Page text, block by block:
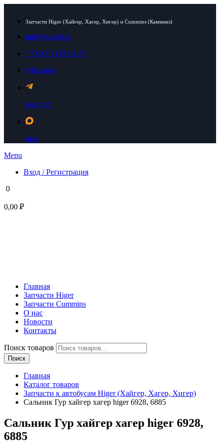
Запчасти Higer (Хайгер, Хагер, Хигер) и Cummins (Камминз)
info@zapkit.ru
+7 (906) 115-02-47
whatsapp
telegram
max
Menu
Вход / Регистрация
0
0,00 ₽
Главная
Запчасти Higer
Запчасти Cummins
О нас
Новости
Контакты
Поиск товаров
Поиск
Главная
Каталог товаров
Запчасти к автобусам Higer (Хайгер, Хагер, Хигер)
Сальник Гур хайгер хагер higer 6928, 6885
Сальник Гур хайгер хагер higer 6928,
6885